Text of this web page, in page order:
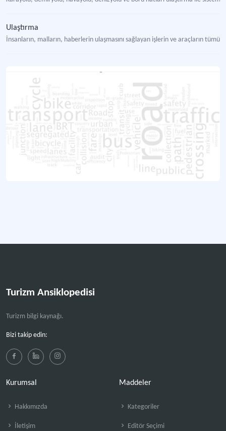
Ulaştırma
İnsanların, malların, haberlerin ulaşmasını sağlayan işlerin ve araçların tümü;
Türkiye'de hızla gelişen yeni mobilite trendleri, sürdürülebilir kentleşme ve
Turizm Ansiklopedisi
Turizm bilgi kaynağı.
Bizi takip edin:
Kurumsal
Hakkımızda
İletişim
Maddeler
Kategoriler
Editör Seçimi